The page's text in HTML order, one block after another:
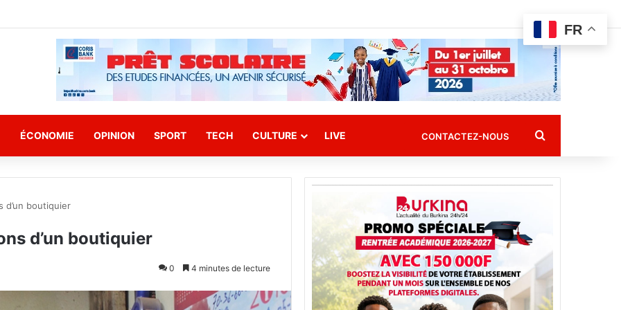
ÉCONOMIE OPINION SPORT TECH CULTURE LIVE CONTACTEZ-NOUS Rechercher
d’un boutiquier
d’un boutiquier
0 4 minutes de lecture
FR